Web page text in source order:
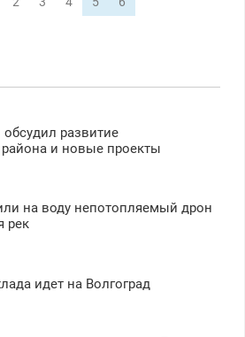
обсудил развитие
и новые проекты
на воду непотопляемый дрон
рек
идет на Волгоград